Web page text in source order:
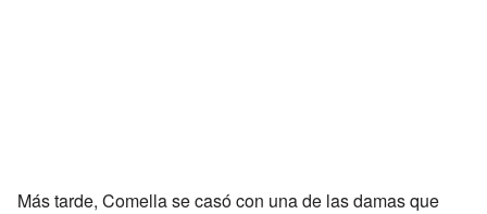
Más tarde, Comella se casó con una de las damas que